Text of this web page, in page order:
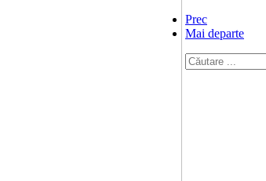
Prec
Mai departe